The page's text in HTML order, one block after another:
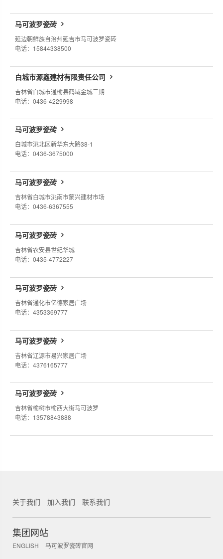
马可波罗瓷砖
延边朝鲜族自治州延吉市马可波罗瓷砖
电话：15844338500
白城市源鑫建材有限责任公司
吉林省白城市通榆县鹤域金城三期
电话：0436-4229998
马可波罗瓷砖
白城市洮北区新华东大路38-1
电话：0436-3675000
马可波罗瓷砖
吉林省白城市洮南市蒙兴建材市场
电话：0436-6367555
马可波罗瓷砖
吉林省农安县世纪华城
电话：0435-4772227
马可波罗瓷砖
吉林省通化市亿德家居广场
电话：4353369777
马可波罗瓷砖
吉林省辽源市易兴家居广场
电话：4376165777
马可波罗瓷砖
吉林省榆树市榆西大街马可波罗
电话：13578843888
关于我们 加入我们 联系我们
集团网站
ENGLISH 马可波罗瓷砖官网